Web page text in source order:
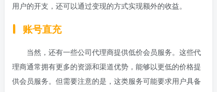
用户的开支，还可以通过变现的方式实现额外的收益。
账号直充
当然，还有一些公司代理商提供低价会员服务。这些代
理商通常拥有更多的资源和渠道优势，能够以更低的价格提
供会员服务。但需要注意的是，这类服务可能要求用户具备